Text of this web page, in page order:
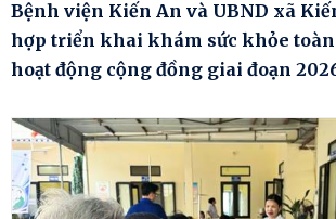
Bệnh viện Kiến An và UBND xã
hợp triển khai khám sức khỏe toàn
hoạt động cộng đồng giai đoạn